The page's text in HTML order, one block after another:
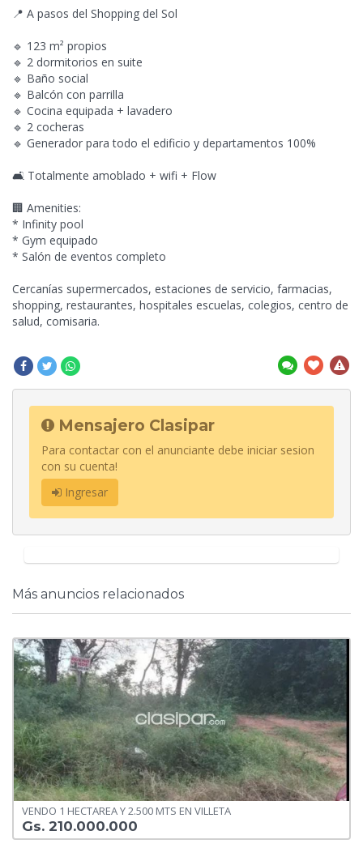
📍 A pasos del Shopping del Sol
🔹 123 m² propios
🔹 2 dormitorios en suite
🔹 Baño social
🔹 Balcón con parrilla
🔹 Cocina equipada + lavadero
🔹 2 cocheras
🔹 Generador para todo el edificio y departamentos 100%
🛋️ Totalmente amoblado + wifi + Flow
🏢 Amenities:
* Infinity pool
* Gym equipado
* Salón de eventos completo
Cercanías supermercados, estaciones de servicio, farmacias,
shopping, restaurantes, hospitales escuelas, colegios, centro de
salud, comisaria.
Mensajero Clasipar
Para contactar con el anunciante debe iniciar sesion
con su cuenta!
Ingresar
Más anuncios relacionados
VENDO 1 HECTAREA Y 2.500 MTS EN VILLETA
Gs. 210.000.000